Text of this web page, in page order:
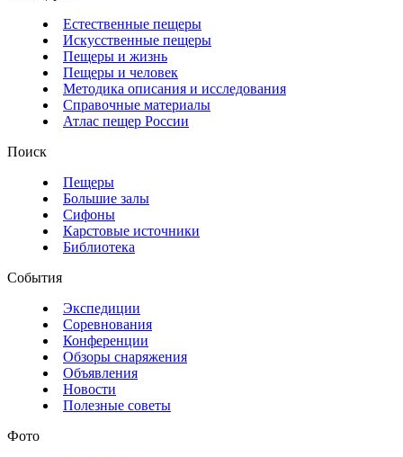
Естественные пещеры
Искусственные пещеры
Пещеры и жизнь
Пещеры и человек
Методика описания и исследования
Справочные материалы
Атлас пещер России
Поиск
Пещеры
Большие залы
Сифоны
Карстовые источники
Библиотека
События
Экспедиции
Соревнования
Конференции
Обзоры снаряжения
Объявления
Новости
Полезные советы
Фото